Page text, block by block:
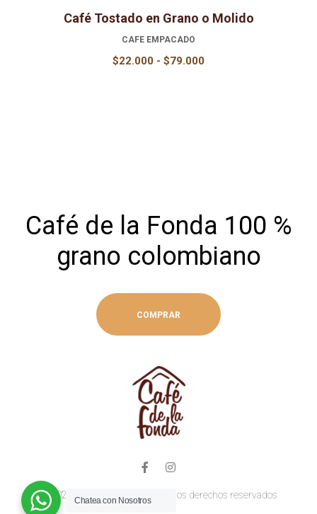
Café Tostado en Grano o Molido
CAFE EMPACADO
$22.000 - $79.000Rango
Café de la Fonda 100 %
grano colombiano
COMPRAR
© 2023 Café de la Fonda, todos los derechos reservados
Chatea con Nosotros